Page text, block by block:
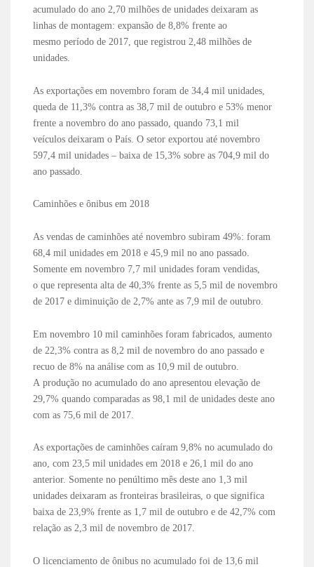
acumulado do ano 2,70 milhões de unidades deixaram as
linhas de montagem: expansão de 8,8% frente ao
mesmo período de 2017, que registrou 2,48 milhões de
unidades.
As exportações em novembro foram de 34,4 mil unidades,
queda de 11,3% contra as 38,7 mil de outubro e 53% menor
frente a novembro do ano passado, quando 73,1 mil
veículos deixaram o País. O setor exportou até novembro
597,4 mil unidades – baixa de 15,3% sobre as 704,9 mil do
ano passado.
Caminhões e ônibus em 2018
As vendas de caminhões até novembro subiram 49%: foram
68,4 mil unidades em 2018 e 45,9 mil no ano passado.
Somente em novembro 7,7 mil unidades foram vendidas,
o que representa alta de 40,3% frente as 5,5 mil de novembro
de 2017 e diminuição de 2,7% ante as 7,9 mil de outubro.
Em novembro 10 mil caminhões foram fabricados, aumento
de 22,3% contra as 8,2 mil de novembro do ano passado e
recuo de 8% na análise com as 10,9 mil de outubro.
A produção no acumulado do ano apresentou elevação de
29,7% quando comparadas as 98,1 mil de unidades deste ano
com as 75,6 mil de 2017.
As exportações de caminhões caíram 9,8% no acumulado do
ano, com 23,5 mil unidades em 2018 e 26,1 mil do ano
anterior. Somente no penúltimo mês deste ano 1,3 mil
unidades deixaram as fronteiras brasileiras, o que significa
baixa de 23,9% frente as 1,7 mil de outubro e de 42,7% com
relação as 2,3 mil de novembro de 2017.
O licenciamento de ônibus no acumulado foi de 13,6 mil